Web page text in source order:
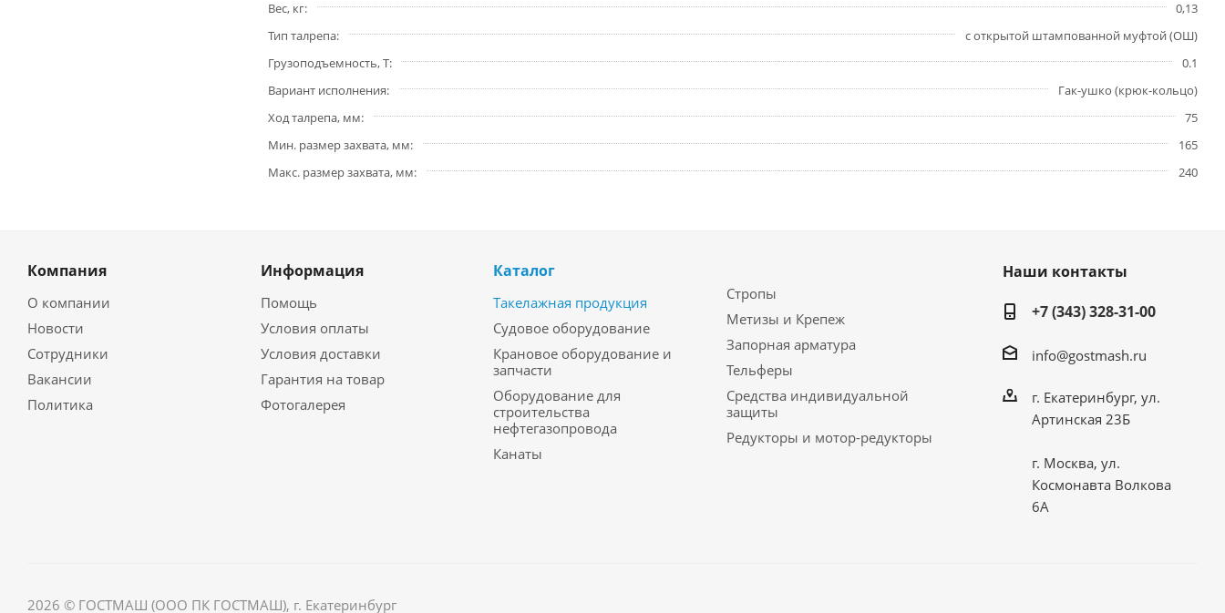
Вес, кг
0,13
Тип талрепа
с открытой штампованной муфтой (ОШ)
Грузоподъемность, Т
0.1
Вариант исполнения
Гак-ушко (крюк-кольцо)
Ход талрепа, мм
75
Мин. размер захвата, мм
165
Макс. размер захвата, мм
240
Компания
О компании
Новости
Сотрудники
Вакансии
Политика
Информация
Помощь
Условия оплаты
Условия доставки
Гарантия на товар
Фотогалерея
Каталог
Такелажная продукция
Судовое оборудование
Крановое оборудование и
запчасти
Оборудование для
строительства
нефтегазопровода
Канаты
Стропы
Метизы и Крепеж
Запорная арматура
Тельферы
Средства индивидуальной
защиты
Редукторы и мотор-редукторы
Наши контакты
+7 (343) 328-31-00
info@gostmash.ru
г. Екатеринбург, ул.
Артинская 23Б
г. Москва, ул.
Космонавта Волкова
6А
2026 © ГОСТМАШ (ООО ПК ГОСТМАШ), г. Екатеринбург